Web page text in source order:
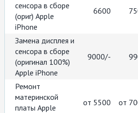
сенсора в сборе
(ориг) Apple
iPhone
6600
Замена дисплея и
сенсора в сборе
(оригинал 100%)
Apple iPhone
9000/-
Ремонт
материнской
платы Apple
от 5500 от